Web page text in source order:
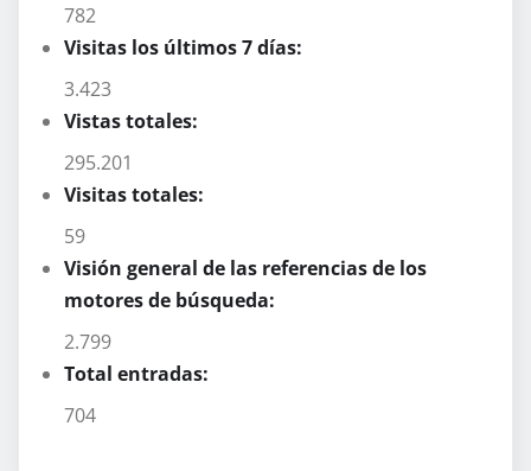
782
Visitas los últimos 7 días:
3.423
Vistas totales:
295.201
Visitas totales:
59
Visión general de las referencias de los
motores de búsqueda:
2.799
Total entradas:
704